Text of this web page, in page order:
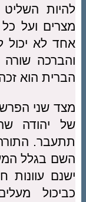
להיות
מצרים ועל כל
אחד לא יכול
והברכה שורה
הברית הוא זכה
מצד שני
של יהודה
תתעבר. התורה
השם בגלל
ישנם עוונות
כביכול